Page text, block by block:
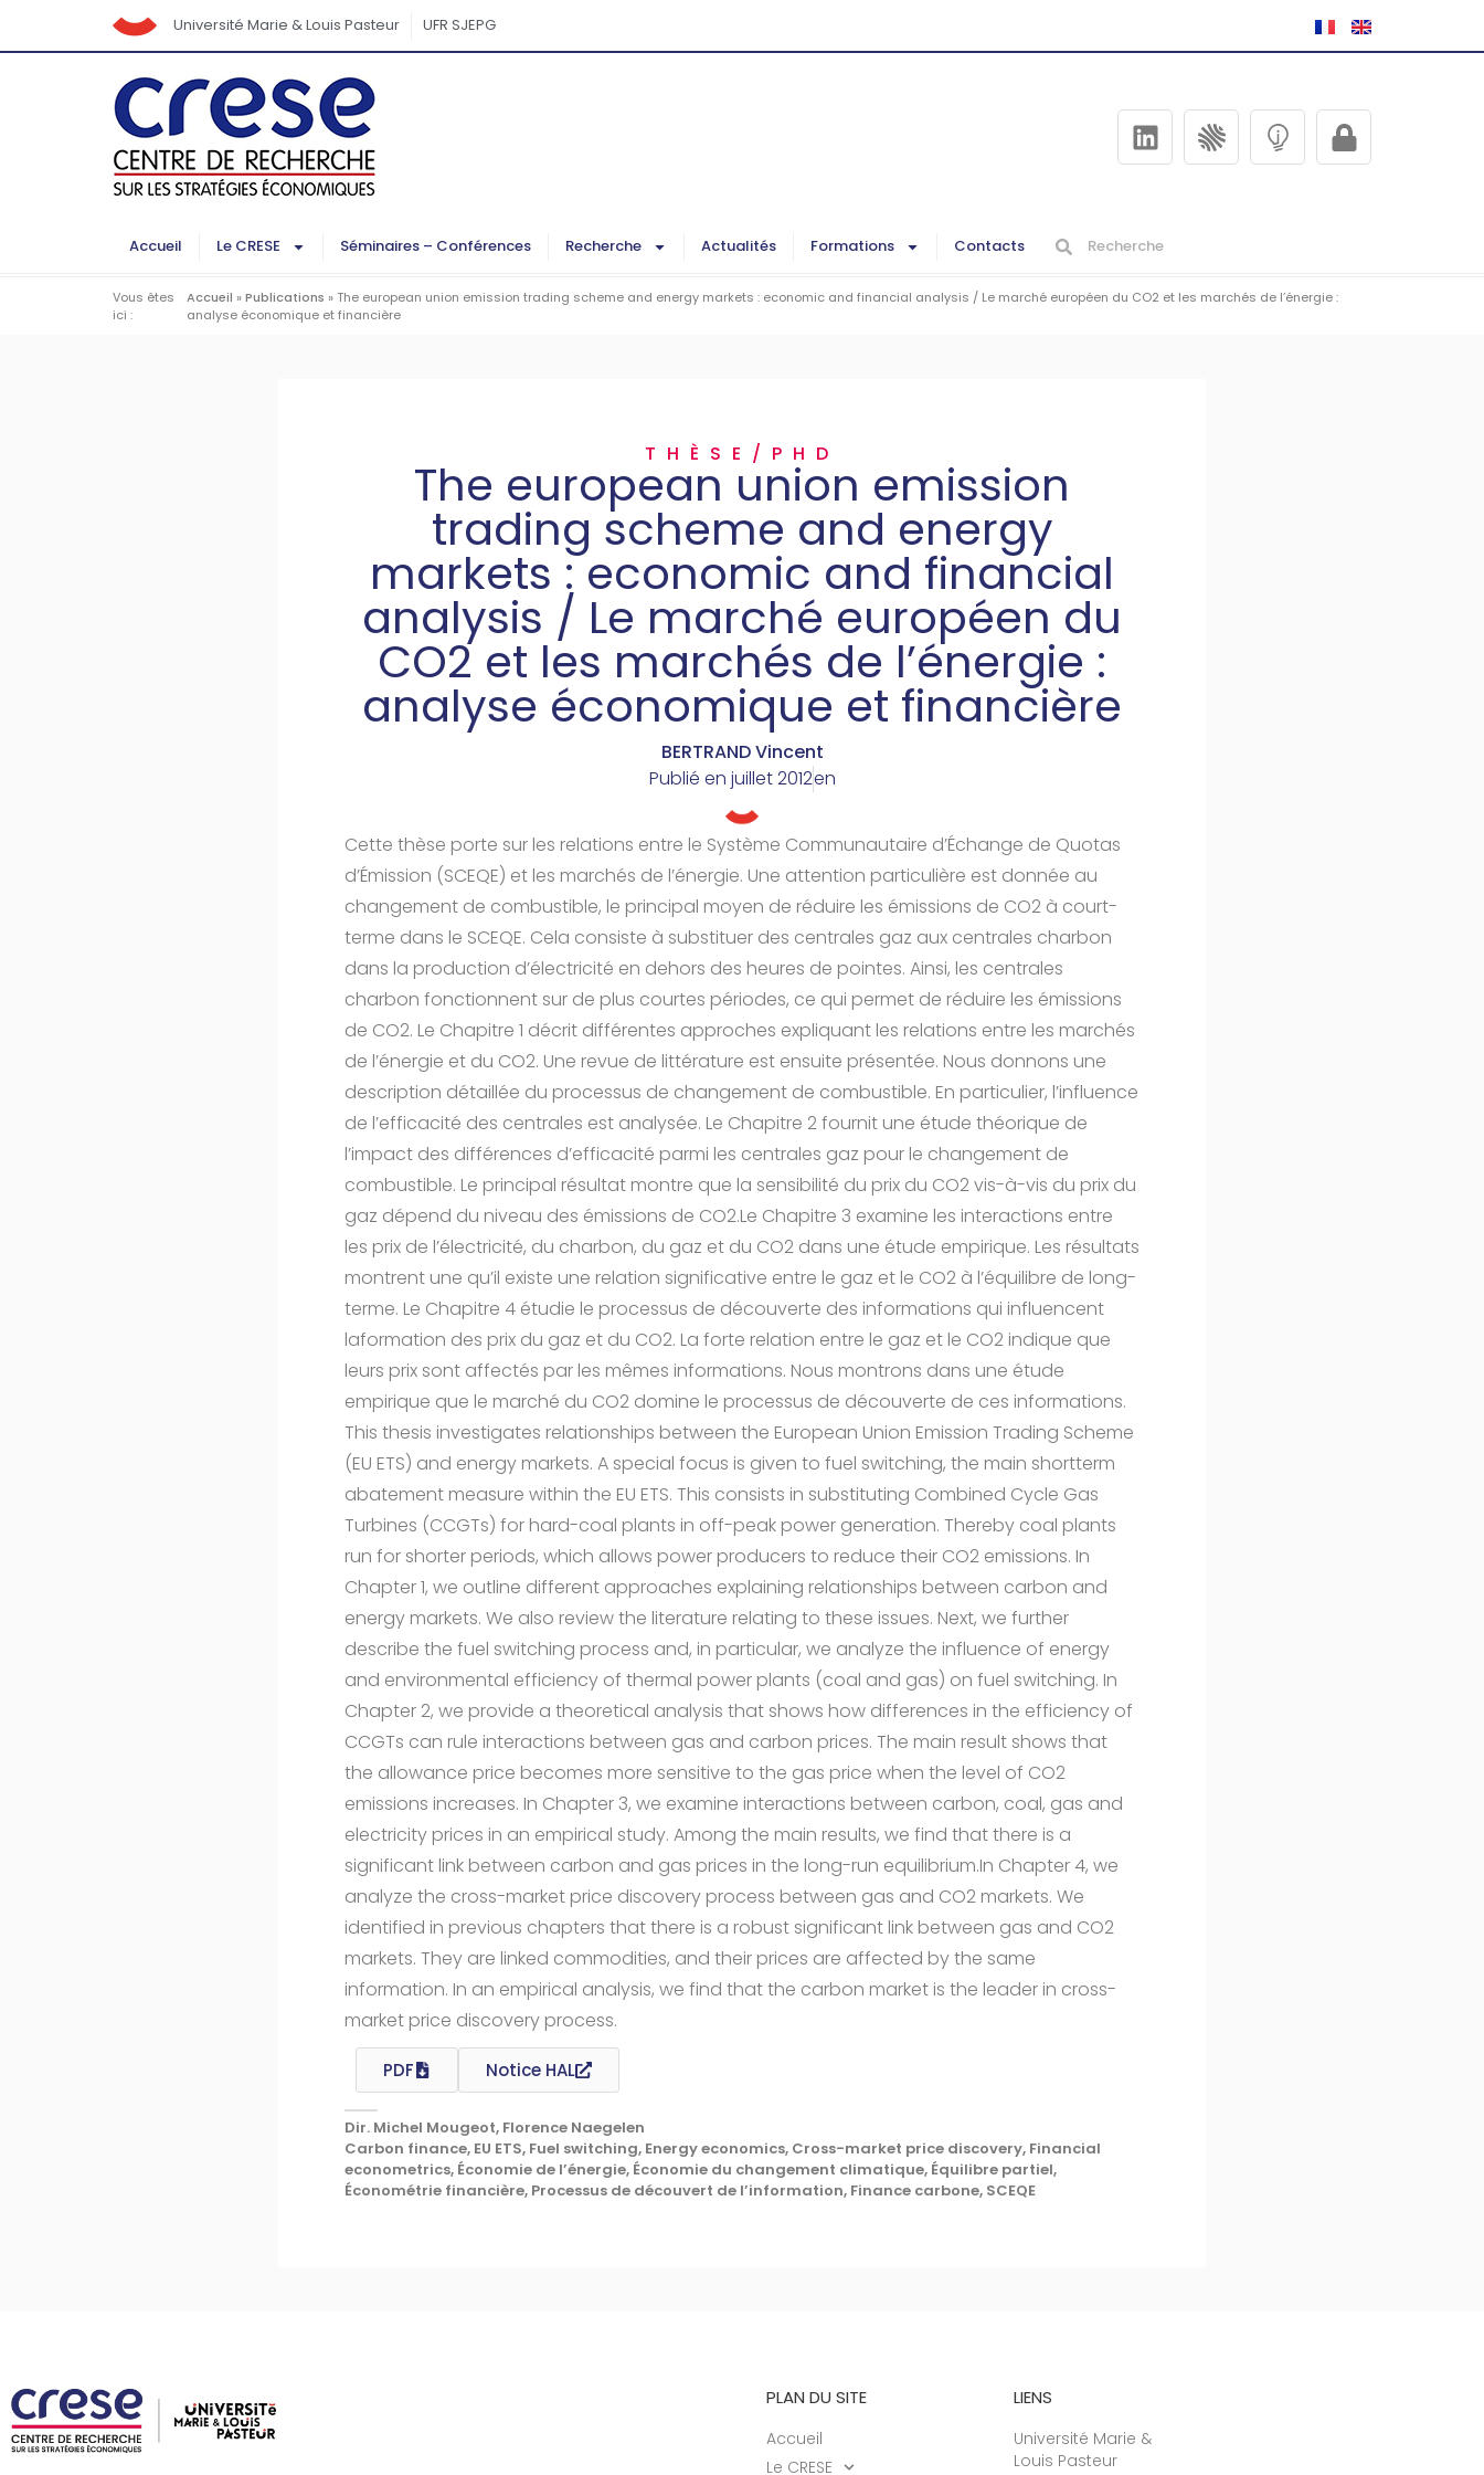
Université Marie & Louis Pasteur UFR SJEPG
Accueil Le CRESE Séminaires – Conférences Recherche Actualités Formations Contacts
Vous êtes
ici :
Accueil »Publications » The european union emission trading scheme and energy markets : economic and financial analysis / Le marché européen du CO2 et les marchés de l’énergie :
analyse économique et financière
THÈSE/PHD
The european union emission
trading scheme and energy
markets : economic and financial
analysis / Le marché européen du
CO2 et les marchés de l’énergie :
analyse économique et financière
BERTRAND Vincent
Publié en juillet 2012en
Cette thèse porte sur les relations entre le Système Communautaire d’Échange de Quotas
d’Émission (SCEQE) et les marchés de l’énergie. Une attention particulière est donnée au
changement de combustible, le principal moyen de réduire les émissions de CO2 à court-
terme dans le SCEQE. Cela consiste à substituer des centrales gaz aux centrales charbon
dans la production d’électricité en dehors des heures de pointes. Ainsi, les centrales
charbon fonctionnent sur de plus courtes périodes, ce qui permet de réduire les émissions
de CO2. Le Chapitre 1 décrit différentes approches expliquant les relations entre les marchés
de l’énergie et du CO2. Une revue de littérature est ensuite présentée. Nous donnons une
description détaillée du processus de changement de combustible. En particulier, l’influence
de l’efficacité des centrales est analysée. Le Chapitre 2 fournit une étude théorique de
l’impact des différences d’efficacité parmi les centrales gaz pour le changement de
combustible. Le principal résultat montre que la sensibilité du prix du CO2 vis-à-vis du prix du
gaz dépend du niveau des émissions de CO2.Le Chapitre 3 examine les interactions entre
les prix de l’électricité, du charbon, du gaz et du CO2 dans une étude empirique. Les résultats
montrent une qu’il existe une relation significative entre le gaz et le CO2 à l’équilibre de long-
terme. Le Chapitre 4 étudie le processus de découverte des informations qui influencent
laformation des prix du gaz et du CO2. La forte relation entre le gaz et le CO2 indique que
leurs prix sont affectés par les mêmes informations. Nous montrons dans une étude
empirique que le marché du CO2 domine le processus de découverte de ces informations.
This thesis investigates relationships between the European Union Emission Trading Scheme
(EU ETS) and energy markets. A special focus is given to fuel switching, the main shortterm
abatement measure within the EU ETS. This consists in substituting Combined Cycle Gas
Turbines (CCGTs) for hard-coal plants in off-peak power generation. Thereby coal plants
run for shorter periods, which allows power producers to reduce their CO2 emissions. In
Chapter 1, we outline different approaches explaining relationships between carbon and
energy markets. We also review the literature relating to these issues. Next, we further
describe the fuel switching process and, in particular, we analyze the influence of energy
and environmental efficiency of thermal power plants (coal and gas) on fuel switching. In
Chapter 2, we provide a theoretical analysis that shows how differences in the efficiency of
CCGTs can rule interactions between gas and carbon prices. The main result shows that
the allowance price becomes more sensitive to the gas price when the level of CO2
emissions increases. In Chapter 3, we examine interactions between carbon, coal, gas and
electricity prices in an empirical study. Among the main results, we find that there is a
significant link between carbon and gas prices in the long-run equilibrium.In Chapter 4, we
analyze the cross-market price discovery process between gas and CO2 markets. We
identified in previous chapters that there is a robust significant link between gas and CO2
markets. They are linked commodities, and their prices are affected by the same
information. In an empirical analysis, we find that the carbon market is the leader in cross-
market price discovery process.
PDF Notice HAL
Dir. Michel Mougeot, Florence Naegelen
Carbon finance, EU ETS, Fuel switching, Energy economics, Cross-market price discovery, Financial
econometrics, Économie de l’énergie, Économie du changement climatique, Équilibre partiel,
Économétrie financière, Processus de découvert de l’information, Finance carbone, SCEQE
PLAN DU SITE
Accueil
Le CRESE
LIENS
Université Marie &
Louis Pasteur